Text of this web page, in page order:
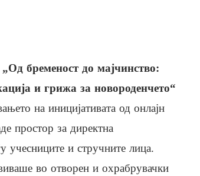
„Од бременост до мајчинство:
и грижа за новороденчето“
на иницијативата од онлајн
простор за директна
учесниците и стручните лица.
во отворен и охрабрувачки